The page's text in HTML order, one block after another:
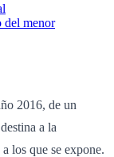
del menor
2016, de un
a la
los que se expone.